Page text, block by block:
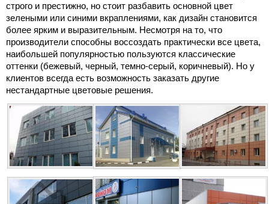
строго и престижно, но стоит разбавить основной цвет
зелеными или синими вкраплениями, как дизайн становится
более ярким и выразительным. Несмотря на то, что
производители способны воссоздать практически все цвета,
наибольшей популярностью пользуются классические
оттенки (бежевый, черный, темно-серый, коричневый). Но у
клиентов всегда есть возможность заказать другие
нестандартные цветовые решения.